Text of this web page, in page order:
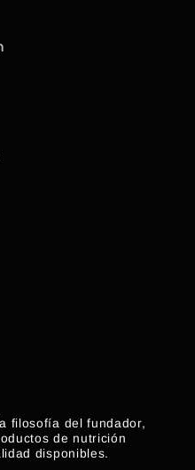
filosofía del fundador,
de nutrición
disponibles.